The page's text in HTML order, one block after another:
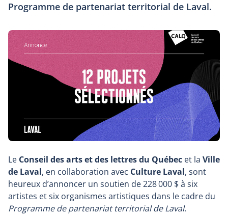
Programme de partenariat territorial de Laval.
Le Conseil des arts et des lettres du Québec et la Ville
de Laval, en collaboration avec Culture Laval, sont
heureux d’annoncer un soutien de 228 000 $ à six
artistes et six organismes artistiques dans le cadre du
Programme de partenariat territorial de Laval.